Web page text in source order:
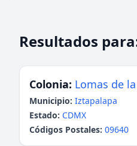
Resultados
Colonia: Lomas de
Municipio: Iztapalapa
Estado: CDMX
Códigos Postales: 09640